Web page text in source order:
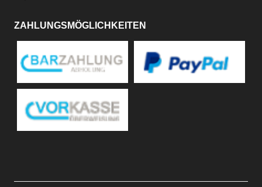
ZAHLUNGSMÖGLICHKEITEN